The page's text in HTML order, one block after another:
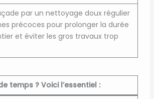
par un nettoyage doux régulier
précoces pour prolonger la durée
et éviter les gros travaux trop
temps ? Voici l’essentiel :